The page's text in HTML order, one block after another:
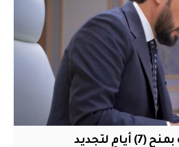
وزير الاتصالات يوجه بمنح (7) أيام لتجديد